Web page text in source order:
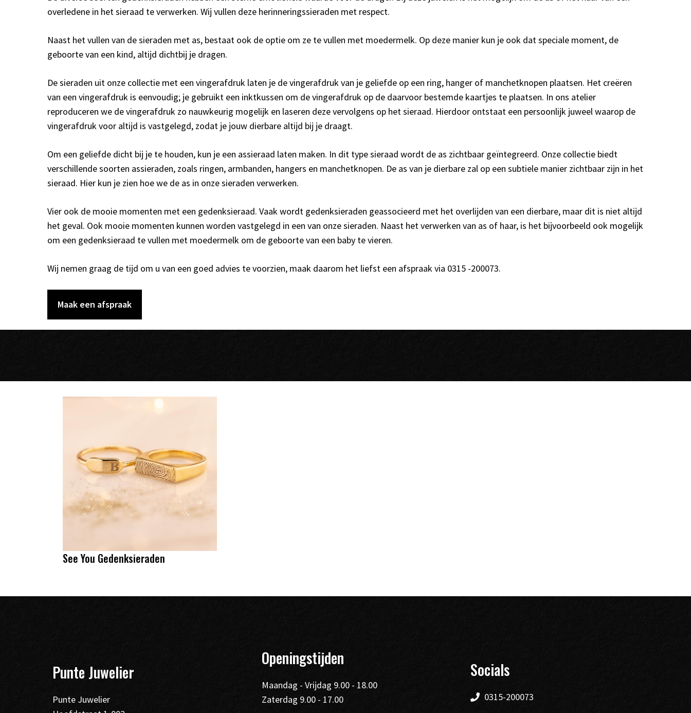
overledene in het sieraad te verwerken. Wij vullen deze herinneringssieraden met respect.
Naast het vullen van de sieraden met as, bestaat ook de optie om ze te vullen met moedermelk. Op deze manier kun je ook dat speciale moment, de
geboorte van een kind, altijd dichtbij je dragen.
De sieraden uit onze collectie met een vingerafdruk laten je de vingerafdruk van je geliefde op een ring, hanger of manchetknopen plaatsen. Het creëren
van een vingerafdruk is eenvoudig; je gebruikt een inktkussen om de vingerafdruk op de daarvoor bestemde kaartjes te plaatsen. In ons atelier
reproduceren we de vingerafdruk zo nauwkeurig mogelijk en laseren deze vervolgens op het sieraad. Hierdoor ontstaat een persoonlijk juweel waarop de
vingerafdruk voor altijd is vastgelegd, zodat je jouw dierbare altijd bij je draagt.
Om een geliefde dicht bij je te houden, kun je een assieraad laten maken. In dit type sieraad wordt de as zichtbaar geïntegreerd. Onze collectie biedt
verschillende soorten assieraden, zoals ringen, armbanden, hangers en manchetknopen. De as van je dierbare zal op een subtiele manier zichtbaar zijn in het
sieraad. Hier kun je zien hoe we de as in onze sieraden verwerken.
Vier ook de mooie momenten met een gedenksieraad. Vaak wordt gedenksieraden geassocieerd met het overlijden van een dierbare, maar dit is niet altijd
het geval. Ook mooie momenten kunnen worden vastgelegd in een van onze sieraden. Naast het verwerken van as of haar, is het bijvoorbeeld ook mogelijk
om een gedenksieraad te vullen met moedermelk om de geboorte van een baby te vieren.
Wij nemen graag de tijd om u van een goed advies te voorzien, maak daarom het liefst een afspraak via 0315 -200073.
Maak een afspraak
See You Gedenksieraden
Punte Juwelier
Punte Juwelier
Openingstijden
Maandag - Vrijdag 9.00 - 18.00
Zaterdag 9.00 - 17.00
Socials
0315-200073